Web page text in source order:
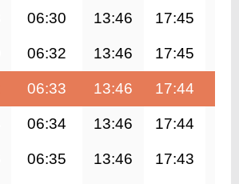
06:30 13:46 17:45
06:32 13:46 17:45
06:33 13:46 17:44
06:34 13:46 17:44
06:35 13:46 17:43